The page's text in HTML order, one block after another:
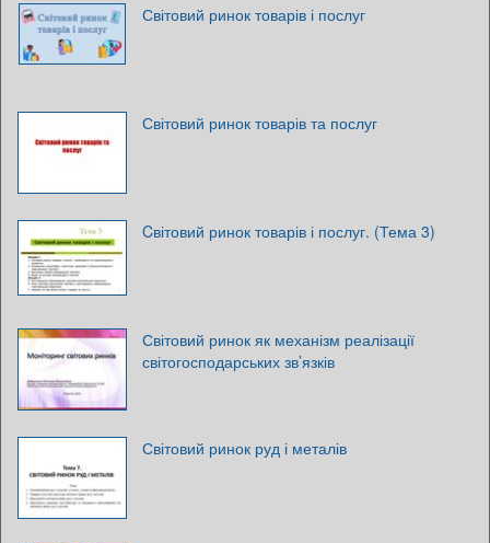
Світовий ринок товарів і послуг
Світовий ринок товарів та послуг
Cвітовий ринок товарів і послуг. (Тема 3)
Світовий ринок як механізм реалізації
світогосподарських зв’язків
Світовий ринок руд і металів